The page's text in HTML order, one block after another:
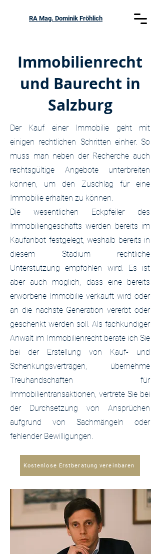
RA Mag. Dominik Fröhlich
Immobilienrecht
und Baurecht in
Salzburg
Der Kauf einer Immobilie geht mit
einigen rechtlichen Schritten einher. So
muss man neben der Recherche auch
rechtsgültige Angebote unterbreiten
können, um den Zuschlag für eine
Immobilie erhalten zu können.
Die wesentlichen Eckpfeiler des
Immobiliengeschäfts werden bereits im
Kaufanbot festgelegt, weshalb bereits in
diesem Stadium rechtliche
Unterstützung empfohlen wird. Es ist
aber auch möglich, dass eine bereits
erworbene Immobilie verkauft wird oder
an die nächste Generation vererbt oder
geschenkt werden soll. Als fachkundiger
Anwalt im Immobilienrecht berate ich Sie
bei der Erstellung von Kauf- und
Schenkungsverträgen, übernehme
Treuhandschaften für
Immobilientransaktionen, vertrete Sie bei
der Durchsetzung von Ansprüchen
aufgrund von Sachmängeln oder
fehlender Bewilligungen.
Kostenlose Erstberatung vereinbaren